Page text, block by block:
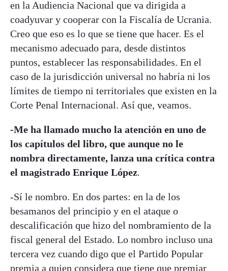
en la Audiencia Nacional que va dirigida a
coadyuvar y cooperar con la Fiscalía de Ucrania.
Creo que eso es lo que se tiene que hacer. Es el
mecanismo adecuado para, desde distintos
puntos, establecer las responsabilidades. En el
caso de la jurisdicción universal no habría ni los
límites de tiempo ni territoriales que existen en la
Corte Penal Internacional. Así que, veamos.
-Me ha llamado mucho la atención en uno de
los capítulos del libro, que aunque no le
nombra directamente, lanza una crítica contra
el magistrado Enrique López.
-Sí le nombro. En dos partes: en la de los
besamanos del principio y en el ataque o
descalificación que hizo del nombramiento de la
fiscal general del Estado. Lo nombro incluso una
tercera vez cuando digo que el Partido Popular
premia a quien considera que tiene que premiar